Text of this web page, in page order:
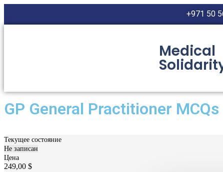
+971 50
Medical
GP General Practitioner
Текущее состояние
Не записан
Цена
249,00 $